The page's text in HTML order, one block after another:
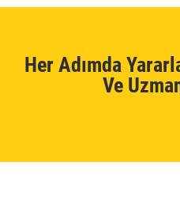
Her Adımda
Ve